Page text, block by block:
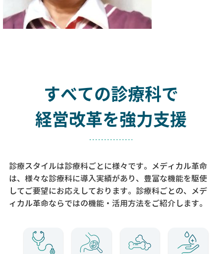
すべての診療科で
経営改革を強力支援
診療スタイルは診療科ごとに様々です。メディカル革命
は、様々な診療科に導入実績があり、 豊富な機能を駆使
してご要望にお応えしております。 診療科ごとの、メデ
ィカル革命ならではの機能・活用方法をご紹介します。